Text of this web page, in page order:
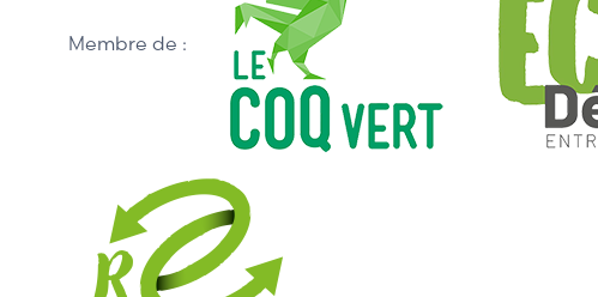
Membre de :